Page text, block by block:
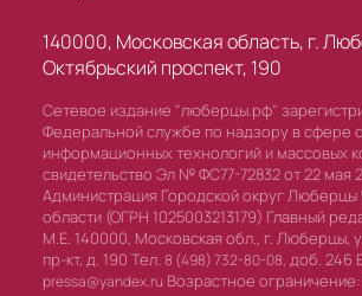
140000, Московская область, г.
Октябрьский проспект, 190
Сетевое издание "люберцы.рф"
Федеральной службе по надзору в сфере
информационных технологий и массовых
свидетельство Эл № ФС77-72832 от 22 мая
Администрация Городской округ
области (ОГРН 1025003213179) Главный
М.Е. 140000, Московская обл., г. Люберцы,
пр-кт, д. 190 Тел. 8 (498) 732-80-08, доб. 246
pressa@yandex.ru Возрастное ограничение: